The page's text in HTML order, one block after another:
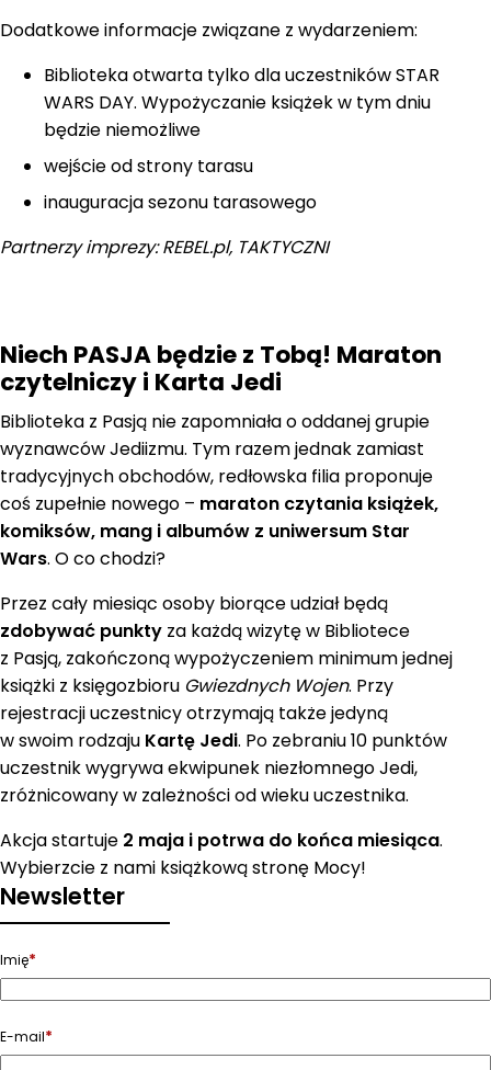
Dodatkowe informacje związane z wydarzeniem:
Biblioteka otwarta tylko dla uczestników STAR
WARS DAY. Wypożyczanie książek w tym dniu
będzie niemożliwe
wejście od strony tarasu
inauguracja sezonu tarasowego
Partnerzy imprezy: REBEL.pl, TAKTYCZNI
Niech PASJA będzie z Tobą! Maraton
czytelniczy i Karta Jedi
Biblioteka z Pasją nie zapomniała o oddanej grupie
wyznawców Jediizmu. Tym razem jednak zamiast
tradycyjnych obchodów, redłowska filia proponuje
coś zupełnie nowego – maraton czytania książek,
komiksów, mang i albumów z uniwersum Star
Wars. O co chodzi?
Przez cały miesiąc osoby biorące udział będą
zdobywać punkty za każdą wizytę w Bibliotece
z Pasją, zakończoną wypożyczeniem minimum jednej
książki z księgozbioru Gwiezdnych Wojen. Przy
rejestracji uczestnicy otrzymają także jedyną
w swoim rodzaju Kartę Jedi. Po zebraniu 10 punktów
uczestnik wygrywa ekwipunek niezłomnego Jedi,
zróżnicowany w zależności od wieku uczestnika.
Akcja startuje 2 maja i potrwa do końca miesiąca.
Wybierzcie z nami książkową stronę Mocy!
Newsletter
Imię*
E-mail*